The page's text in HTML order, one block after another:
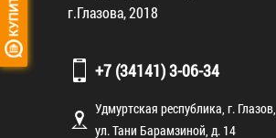
г.Глазова, 2018
+7 (34141) 3-06-34
Удмуртская республика, г. Глазов,
ул. Тани Барамзиной, д. 14